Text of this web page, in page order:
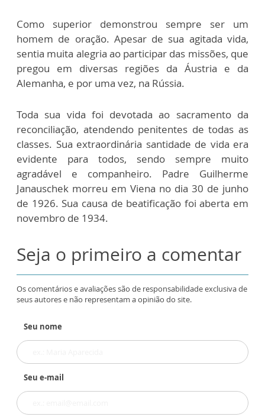
Como superior demonstrou sempre ser um
homem de oração. Apesar de sua agitada vida,
sentia muita alegria ao participar das missões, que
pregou em diversas regiões da Áustria e da
Alemanha, e por uma vez, na Rússia.
Toda sua vida foi devotada ao sacramento da
reconciliação, atendendo penitentes de todas as
classes. Sua extraordinária santidade de vida era
evidente para todos, sendo sempre muito
agradável e companheiro. Padre Guilherme
Janauschek morreu em Viena no dia 30 de junho
de 1926. Sua causa de beatificação foi aberta em
novembro de 1934.
Seja o primeiro a comentar
Os comentários e avaliações são de responsabilidade exclusiva de
seus autores e não representam a opinião do site.
Seu nome
Seu e-mail